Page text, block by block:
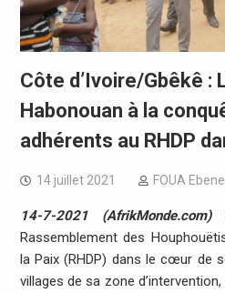
Côte d’Ivoire/Gbêkê :
Habonouan à la
adhérents au RHDP
14 juillet 2021 FOUA
14-7-2021 (AfrikMonde.com)
Rassemblement des
la Paix (RHDP) dans le cœur de
villages de sa zone